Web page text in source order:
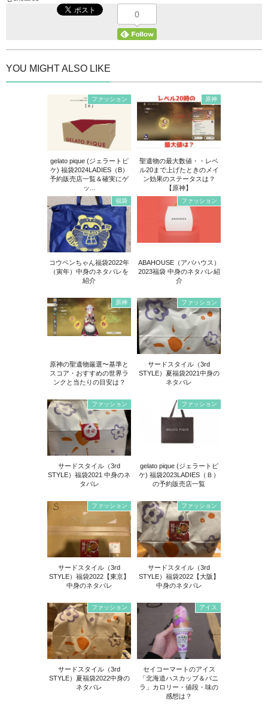
0
YOU MIGHT ALSO LIKE
ファッション
gelato pique (ジェラートピ
ケ) 福袋2024LADIES（B）
予約販売店一覧＆確実にゲ
ッ...
原神
聖遺物の最大数値・・レベ
ル20まで上げたときのメイ
ン効果のステータスは？
【原神】
福袋
コウペンちゃん福袋2022年
（寅年）中身のネタバレを
紹介
ファッション
ABAHOUSE（アバハウス）
2023福袋 中身のネタバレ紹
介
原神
原神の聖遺物厳選〜基準と
スコア・おすすめの世界ラ
ンクと当たりの目安は？
ファッション
サードスタイル（3rd
STYLE）夏福袋2021中身の
ネタバレ
ファッション
サードスタイル（3rd
STYLE）福袋2021 中身のネ
タバレ
ファッション
gelato pique (ジェラートピ
ケ) 福袋2023LADIES（Ｂ）
の予約販売店一覧
ファッション
サードスタイル（3rd
STYLE）福袋2022【東京】
中身のネタバレ
ファッション
サードスタイル（3rd
STYLE）福袋2022【大阪】
中身のネタバレ
ファッション
サードスタイル（3rd
STYLE）夏福袋2022中身の
ネタバレ
アイス
セイコーマートのアイス
「北海道ハスカップ＆バニ
ラ」カロリー・値段・味の
感想は？